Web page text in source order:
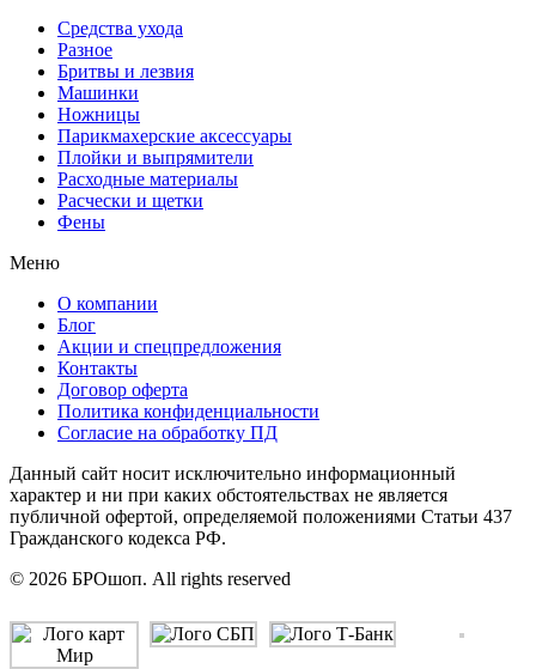
Средства ухода
Разное
Бритвы и лезвия
Машинки
Ножницы
Парикмахерские аксессуары
Плойки и выпрямители
Расходные материалы
Расчески и щетки
Фены
Меню
О компании
Блог
Акции и спецпредложения
Контакты
Договор оферта
Политика конфиденциальности
Согласие на обработку ПД
Данный сайт носит исключительно информационный
характер и ни при каких обстоятельствах не является
публичной офертой, определяемой положениями Статьи 437
Гражданского кодекса РФ.
© 2026 БРОшоп. All rights reserved